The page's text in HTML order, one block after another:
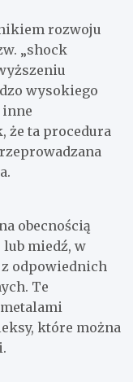
rozwoju
„shock
wysokiego
że ta procedura
obecnością
miedź, w
z odpowiednich
Te
metalami
które można